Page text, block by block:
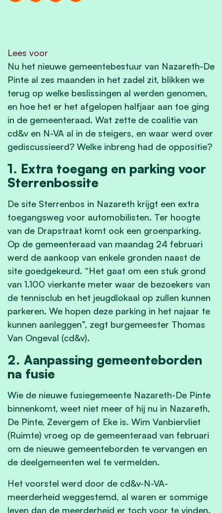
Lees voor
Nu het nieuwe gemeentebestuur van Nazareth-De
Pinte al zes maanden in het zadel zit, blikken we
terug op welke beslissingen al werden genomen,
en hoe het er het afgelopen halfjaar aan toe ging
in de gemeenteraad. Wat zette de coalitie van
cd&v en N-VA al in de steigers, en waar werd over
gediscussieerd? Welke inbreng had de oppositie?
1. Extra toegang en parking voor
Sterrenbossite
De site Sterrenbos in Nazareth krijgt een extra
toegangsweg voor automobilisten. Ter hoogte
van de Drapstraat komt ook een groenparking.
Op de gemeenteraad van maandag 24 februari
werd de aankoop van enkele gronden naast de
site goedgekeurd. “Het gaat om een stuk grond
van 1.100 vierkante meter waar de bezoekers van
de tennisclub en het jeugdlokaal op zullen kunnen
parkeren. We hopen deze parking in het najaar te
kunnen aanleggen”, zegt burgemeester Thomas
Van Ongeval (cd&v).
2. Aanpassing gemeenteborden
na fusie
Wie de nieuwe fusiegemeente Nazareth-De Pinte
binnenkomt, weet niet meer of hij nu in Nazareth,
De Pinte, Zevergem of Eke is. Wim Vanbiervliet
(Ruimte) vroeg op de gemeenteraad van februari
om de nieuwe gemeenteborden te vervangen en
de deelgemeenten wel te vermelden.
Het voorstel werd door de cd&v-N-VA-
meerderheid weggestemd, al waren er sommige
leven dan de meerderheid er toch voor te vinden.